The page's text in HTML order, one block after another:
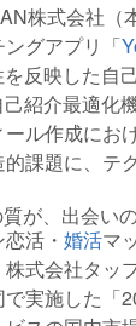
株式会社（
グアプリ「
反映した自
紹介最適化
ール作成にお
課題に、テ
が、出会い
活・ 婚活マ
式会社タッ
実施した「